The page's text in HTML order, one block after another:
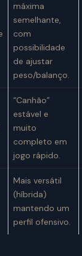
máxima
semelhante,
com
possibilidade
de ajustar
peso/balanço.
“Canhão”
estável e
muito
completo em
jogo rápido.
Mais versátil
(híbrida)
mantendo um
perfil ofensivo.